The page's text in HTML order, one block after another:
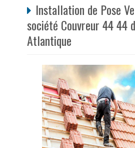
Installation de Pose
société Couvreur 44 44
Atlantique